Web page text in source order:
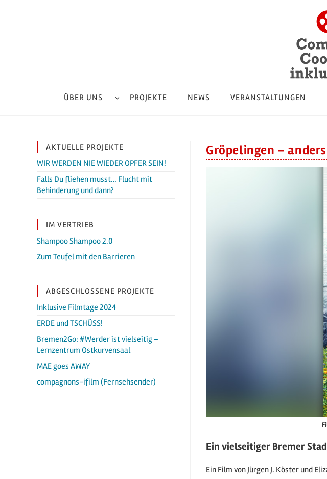
ÜBER UNS PROJEKTE NEWS VERANSTALTUNGEN
Gröpelingen –
Ein vielseitiger Bremer
Ein Film von Jürgen J. Köster und
AKTUELLE PROJEKTE
WIR WERDEN NIE WIEDER OPFER SEIN!
Falls Du fliehen musst… Flucht mit
Behinderung und dann?
IM VERTRIEB
Shampoo Shampoo 2.0
Zum Teufel mit den Barrieren
ABGESCHLOSSENE PROJEKTE
Inklusive Filmtage 2024
ERDE und TSCHÜSS!
Bremen2Go: #Werder ist vielseitig –
Lernzentrum Ostkurvensaal
MAE goes AWAY
compagnons-ifilm (Fernsehsender)